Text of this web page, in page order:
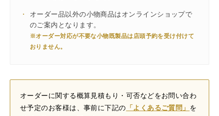
・
オーダー品以外の小物商品はオンラインショップで
のご案内となります。
※オーダー対応が不要な小物既製品は店頭予約を受け付けて
おりません。
オーダーに関する概算見積もり・可否などをお問い合わ
せ予定のお客様は、事前に下記の 「よくあるご質問」 を